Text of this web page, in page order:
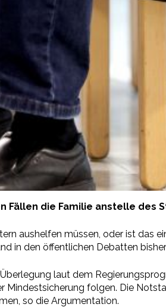
die Familie anstelle des
aushelfen müssen, oder ist das
in den öffentlichen Debatten
laut dem
folgen. Die
so die Argumentation.